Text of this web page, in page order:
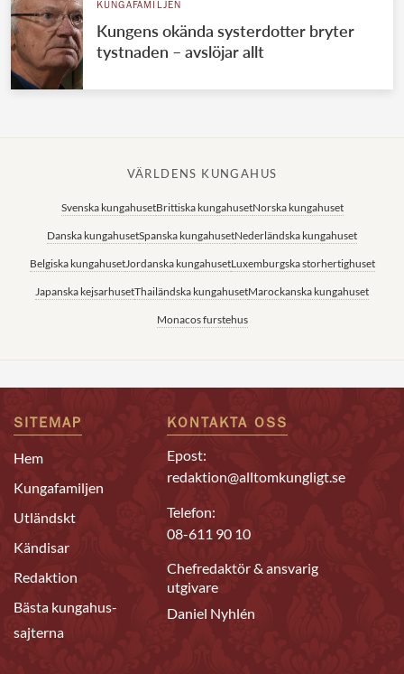
KUNGAFAMILJEN
Kungens okända systerdotter bryter
tystnaden – avslöjar allt
VÄRLDENS KUNGAHUS
Svenska kungahusetBrittiska kungahusetNorska kungahuset
Danska kungahusetSpanska kungahusetNederländska kungahuset
Belgiska kungahusetJordanska kungahusetLuxemburgska storhertighuset
Japanska kejsarhusetThailändska kungahusetMarockanska kungahuset
Monacos furstehus
SITEMAP
Hem
Kungafamiljen
Utländskt
Kändisar
Redaktion
Bästa kungahus-
sajterna
KONTAKTA OSS
Epost:
redaktion@alltomkungligt.se
Telefon:
08-611 90 10
Chefredaktör & ansvarig
utgivare
Daniel Nyhlén